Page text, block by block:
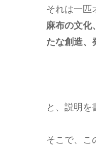
それは一匹
麻布の文化
たな創造、
と、説明を
そこで、こ